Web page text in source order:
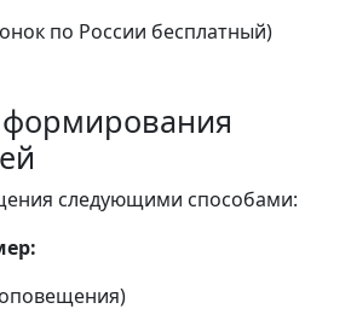
по России бесплатный)
следующими способами: